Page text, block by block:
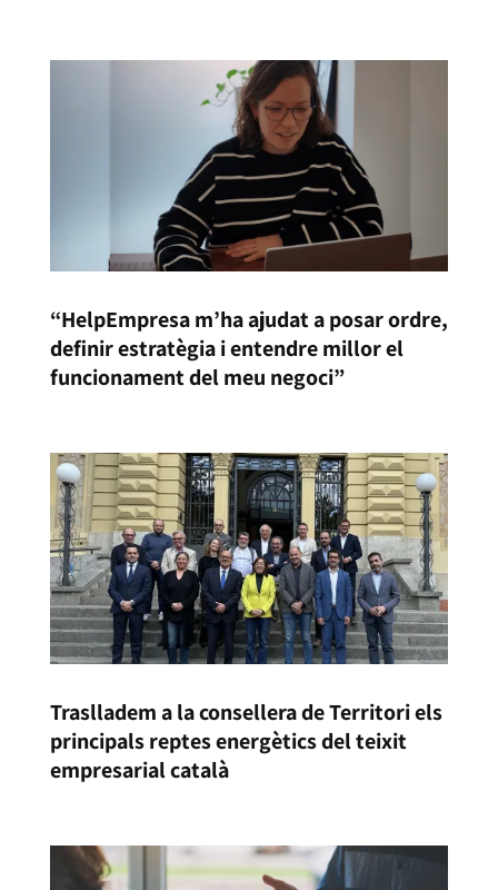
“HelpEmpresa m’ha ajudat a posar ordre,
definir estratègia i entendre millor el
funcionament del meu negoci”
Traslladem a la consellera de Territori els
principals reptes energètics del teixit
empresarial català